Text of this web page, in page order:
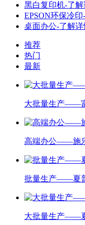
黑白复印机-了
EPSON环保冷
桌面办公-了解详
推荐
热门
最新
大批量生产——
高端办公——施
批量生产——夏
大批量生产——